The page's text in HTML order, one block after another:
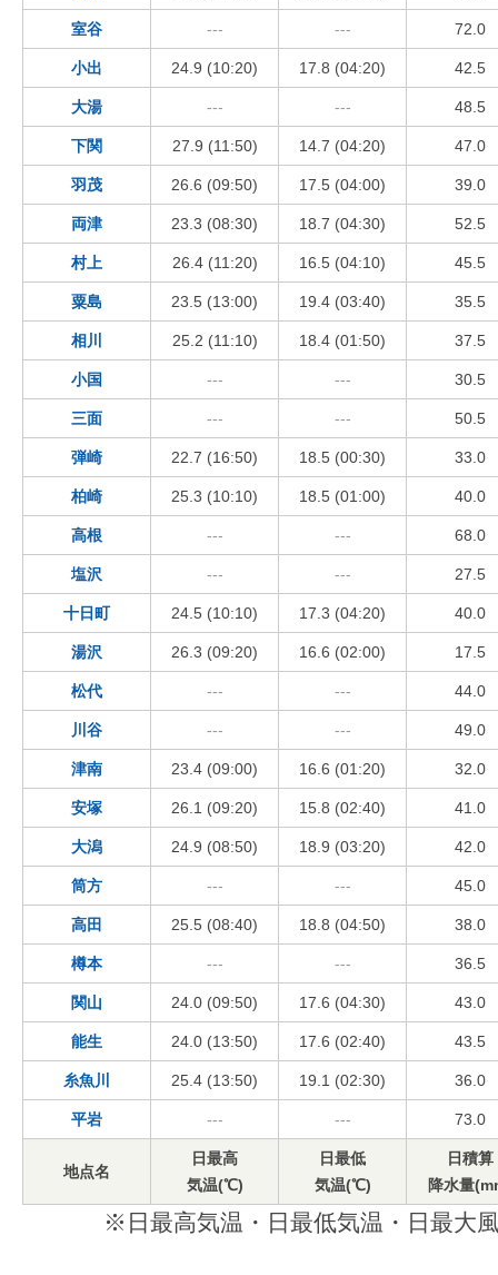
室谷 --- --- 72.0
小出 24.9 (10:20) 17.8 (04:20) 42.5
大湯 --- --- 48.5
下関 27.9 (11:50) 14.7 (04:20) 47.0
羽茂 26.6 (09:50) 17.5 (04:00) 39.0
両津 23.3 (08:30) 18.7 (04:30) 52.5
村上 26.4 (11:20) 16.5 (04:10) 45.5
粟島 23.5 (13:00) 19.4 (03:40) 35.5
相川 25.2 (11:10) 18.4 (01:50) 37.5
小国 --- --- 30.5
三面 --- --- 50.5
弾崎 22.7 (16:50) 18.5 (00:30) 33.0
柏崎 25.3 (10:10) 18.5 (01:00) 40.0
高根 --- --- 68.0
塩沢 --- --- 27.5
十日町 24.5 (10:10) 17.3 (04:20) 40.0
湯沢 26.3 (09:20) 16.6 (02:00) 17.5
松代 --- --- 44.0
川谷 --- --- 49.0
津南 23.4 (09:00) 16.6 (01:20) 32.0
安塚 26.1 (09:20) 15.8 (02:40) 41.0
大潟 24.9 (08:50) 18.9 (03:20) 42.0
筒方 --- --- 45.0
高田 25.5 (08:40) 18.8 (04:50) 38.0
樽本 --- --- 36.5
関山 24.0 (09:50) 17.6 (04:30) 43.0
能生 24.0 (13:50) 17.6 (02:40) 43.5
糸魚川 25.4 (13:50) 19.1 (02:30) 36.0
平岩 --- --- 73.0
地点名
日最高
気温(℃)
日最低
気温(℃)
日積算
降水量
※日最高気温・日最低気温・日最大